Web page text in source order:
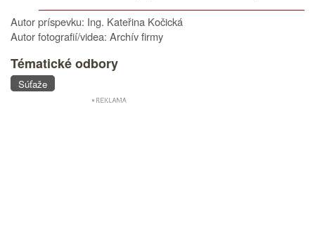
Autor príspevku: Ing. Kateřina Kočická
Autor fotografií/videa: Archív firmy
Tématické odbory
Súťaže